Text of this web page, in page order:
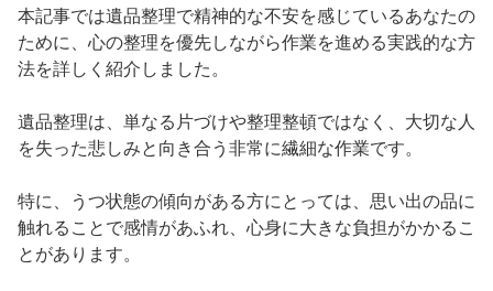
本記事では遺品整理で精神的な不安を感じているあなたの
ために、心の整理を優先しながら作業を進める実践的な方
法を詳しく紹介しました。
遺品整理は、単なる片づけや整理整頓ではなく、大切な人
を失った悲しみと向き合う非常に繊細な作業です。
特に、うつ状態の傾向がある方にとっては、思い出の品に
触れることで感情があふれ、心身に大きな負担がかかるこ
とがあります。